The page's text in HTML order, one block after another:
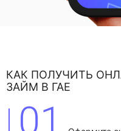
КАК ПОЛУЧИТЬ
ЗАЙМ В ГАЕ
01